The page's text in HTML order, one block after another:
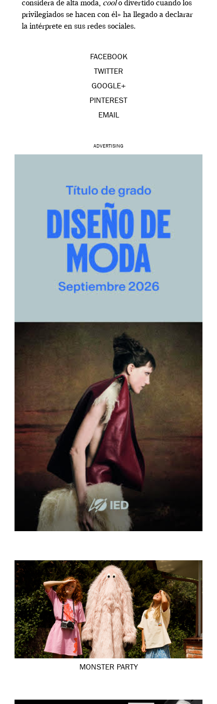
considera de alta moda, coolo divertido cuando los
privilegiados se hacen con él» ha llegado a declarar
la intérprete en sus redes sociales.
FACEBOOK
TWITTER
GOOGLE+
PINTEREST
EMAIL
ADVERTISING
MONSTER PARTY